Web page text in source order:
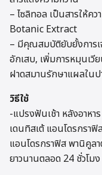
– ไซลิทอล เป็นสารให้ค
Botanic Extract
– มีคุณสมบัติยับยั้งการเ
อักเสบ, เพิ่มการหมุนเ
ฝาดสมานรักษาแผลในป
วิธีใช้
-แปรงฟันเช้า หลังอาห
เดนทิสเต้ แอนโดรกรา
แอนโดรกราฟิส พานิคูล
ยาวนานตลอด 24 ชั่วโมง